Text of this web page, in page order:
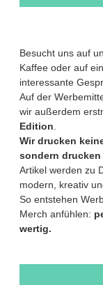
Besucht uns auf
Kaffee oder auf
interessante
Auf der
wir außerdem
Edition
Wir drucken
sondern drucken
Artikel werden zu
modern, kreativ
So entstehen
Merch anfühlen:
wertig.